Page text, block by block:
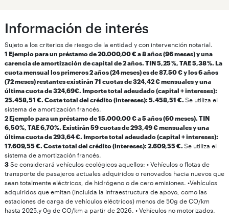
Información de interés
Sujeto a los criterios de riesgo de la entidad y con intervención notarial.
1 Ejemplo para un préstamo de 20.000,00 € a 8 años (96 meses) y una
carencia de amortización de capital de 2 años. TIN 5,25 %, TAE 5,38 %. La
cuota mensual los primeros 2 años (24 meses) es de 87,50 € y los 6 años
(72 meses) restantes existirán 71 cuotas de 324,42 € mensuales y una
última cuota de 324,69€. Importe total adeudado (capital + intereses):
25.458,51 €. Coste total del crédito (intereses): 5.458,51 €. Se utiliza el
sistema de amortización francés.
2 Ejemplo para un préstamo de 15.000,00 € a 5 años (60 meses). TIN
6,50%, TAE 6,70%. Existirán 59 cuotas de 293,49 € mensuales y una
última cuota de 293,64 €. Importe total adeudado (capital + intereses):
17.609,55 €. Coste total del crédito (intereses): 2.609,55 €. Se utiliza el
sistema de amortización francés.
3Se considerará vehículos ecológicos aquellos: • Vehículos o flotas de
transporte de pasajeros actuales adquiridos o renovados hacia nuevos que
sean totalmente eléctricos, de hidrógeno o de cero emisiones. •Vehículos
adquiridos que emitan (incluida la infraestructura de apoyo, como las
estaciones de carga de vehículos eléctricos) menos de 50g de CO/km
hasta 2025,y 0g de CO/km a partir de 2026. • Vehículos no motorizados.